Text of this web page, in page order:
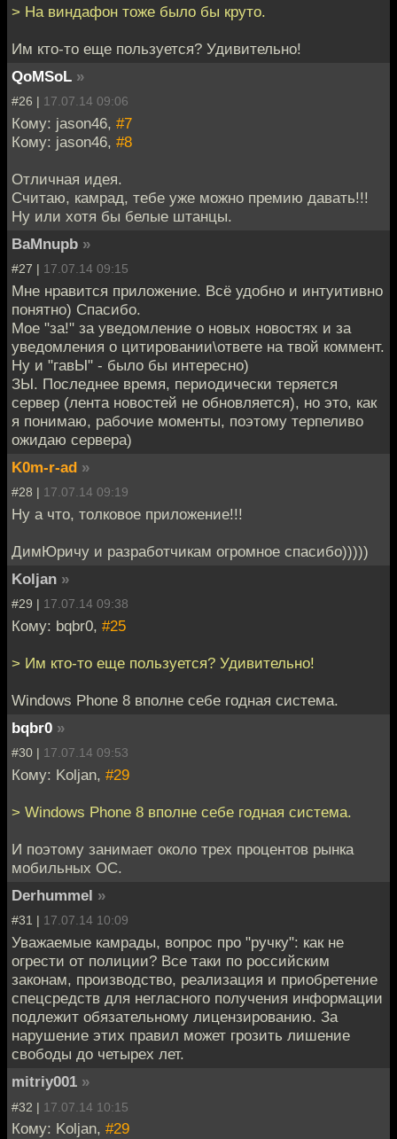
> На виндафон тоже было бы круто.
Им кто-то еще пользуется? Удивительно!
QoMSoL »
#26 | 17.07.14 09:06
Кому: jason46, #7
Кому: jason46, #8
Отличная идея.
Считаю, камрад, тебе уже можно премию давать!!!
Ну или хотя бы белые штанцы.
BaMnupb »
#27 | 17.07.14 09:15
Мне нравится приложение. Всё удобно и интуитивно
понятно) Спасибо.
Мое "за!" за уведомление о новых новостях и за
уведомления о цитировании\ответе на твой коммент.
Ну и "гавЫ" - было бы интересно)
ЗЫ. Последнее время, периодически теряется
сервер (лента новостей не обновляется), но это, как
я понимаю, рабочие моменты, поэтому терпеливо
ожидаю сервера)
K0m-r-ad »
#28 | 17.07.14 09:19
Ну а что, толковое приложение!!!
ДимЮричу и разработчикам огромное спасибо)))))
Koljan »
#29 | 17.07.14 09:38
Кому: bqbr0, #25
> Им кто-то еще пользуется? Удивительно!
Windows Phone 8 вполне себе годная система.
bqbr0 »
#30 | 17.07.14 09:53
Кому: Koljan, #29
> Windows Phone 8 вполне себе годная система.
И поэтому занимает около трех процентов рынка
мобильных ОС.
Derhummel »
#31 | 17.07.14 10:09
Уважаемые камрады, вопрос про "ручку": как не
огрести от полиции? Все таки по российским
законам, производство, реализация и приобретение
спецсредств для негласного получения информации
подлежит обязательному лицензированию. За
нарушение этих правил может грозить лишение
свободы до четырех лет.
mitriy001 »
#32 | 17.07.14 10:15
Кому: Koljan, #29